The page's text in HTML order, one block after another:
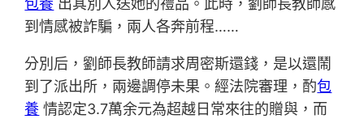
包養 出其別人送她的禮品。此時，劉師長教師感
到情感被詐騙，兩人各奔前程……
分別后，劉師長教師請求周密斯還錢，是以還鬧
到了派出所，兩邊調停未果。經法院審理，酌包
養 情認定3.7萬余元為超越日常來往的贈與，而